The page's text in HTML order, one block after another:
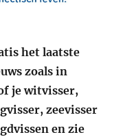
het laatste
zoals in
je witvisser,
zeevisser
en zie